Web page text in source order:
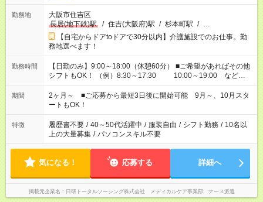
勤務地
大阪市住吉区
長居(地下鉄)駅
/ 住吉(大阪府)駅 / 杉本町駅 / …
【自宅からドアtoドアで30分以内】介護施設でのお仕事。勤
務地選べます！
勤務時間
【日勤のみ】9:00～18:00（休憩60分） ■ご希望があればその他
シフトもOK！ （例）8:30～17:30 10:00～19:00 など
「家族とお休みを合わせたい」 「できれば残業はしたくない」
など、あなたのご希望に沿ったお仕事をご紹介します！ ※Wワ
ーク希望の方へ 今ご覧のお仕事で希望する勤務時間と、もう1つ
のお仕事の勤務時間。 合計で週40時間を超える場合は応募でき
ません
期間
2ヶ月～ ■ご応募から最短3日後に開始可能 9月～、10月スタ
ートもOK！
特徴 履歴書不要 / 40～50代活躍中 / 服装自由 / シフト勤務 / 10名以
上の大量募集 / パソコンスキル不要
気になる！ 応募する 詳細へ
掲載元企業名 日研トータルソーシング株式会社 メディカルケア事業部 ナース派遣